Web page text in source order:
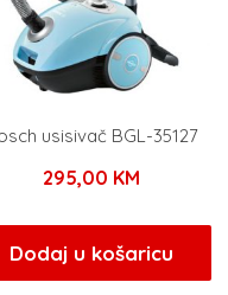
usisivač BGL-35127
295,00 KM
Dodaj u košaricu